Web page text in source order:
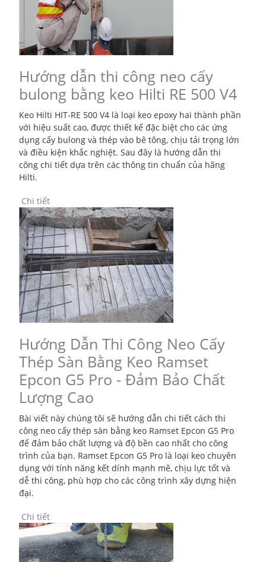
Hướng dẫn thi công neo cấy
bulong bằng keo Hilti RE 500 V4
Keo Hilti HIT-RE 500 V4 là loại keo epoxy hai thành phần
với hiệu suất cao, được thiết kế đặc biệt cho các ứng
dụng cấy bulong và thép vào bê tông, chịu tải trọng lớn
và điều kiện khắc nghiệt. Sau đây là hướng dẫn thi
công chi tiết dựa trên các thông tin chuẩn của hãng
Hilti.
Chi tiết
Hướng Dẫn Thi Công Neo Cấy
Thép Sàn Bằng Keo Ramset
Epcon G5 Pro - Đảm Bảo Chất
Lượng Cao
Bài viết này chúng tôi sẽ hướng dẫn chi tiết cách thi
công neo cấy thép sàn bằng keo Ramset Epcon G5 Pro
để đảm bảo chất lượng và độ bền cao nhất cho công
trình của bạn. Ramset Epcon G5 Pro là loại keo chuyên
dụng với tính năng kết dính mạnh mẽ, chịu lực tốt và
dễ thi công, phù hợp cho các công trình xây dựng hiện
đại.
Chi tiết